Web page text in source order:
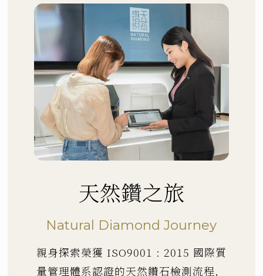
天然鑽之旅
Natural Diamond Journey
親身探索榮獲 ISO9001 : 2015 國際質
量管理體系認證的天然鑽石檢測流程，